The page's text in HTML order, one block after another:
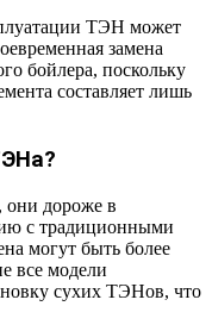
ТЭН может
замена
бойлера, поскольку
составляет лишь
дороже в
с традиционными
могут быть более
все модели
сухих ТЭНов, что